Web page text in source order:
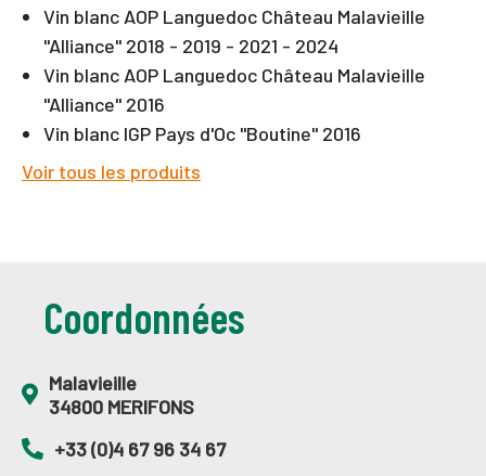
Vin blanc AOP Languedoc Château Malavieille
"Alliance" 2018 - 2019 - 2021 - 2024
Vin blanc AOP Languedoc Château Malavieille
"Alliance" 2016
Vin blanc IGP Pays d'Oc "Boutine" 2016
Voir tous les produits
Coordonnées
Malavieille
34800 MERIFONS
+33 (0)4 67 96 34 67